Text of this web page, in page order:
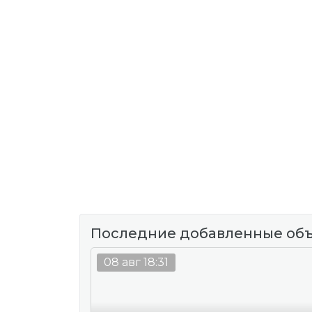
Последние добавленные
08 авг 18:31